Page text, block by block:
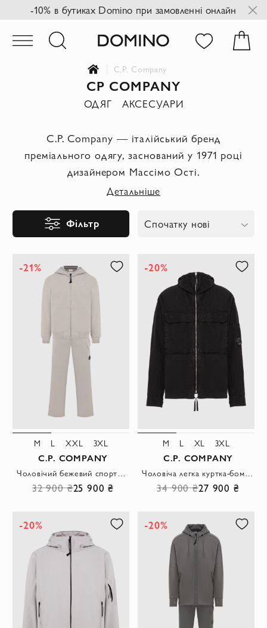
-10% в бутиках Domino при замовленні онлайн
C.P. Company
CP COMPANY
ОДЯГ АКСЕСУАРИ
C.P. Company — італійський бренд
преміального одягу, заснований у 1971 році
дизайнером Массімо Ості.
Детальніше
Фільтр Спочатку нові
-21%
M L XXL 3XL
C.P. COMPANY
Чоловічий бежевий спортивний костюм з кишенею карго
32 900 ₴25 900 ₴
-20%
M L XL 3XL
C.P. COMPANY
Чоловіча легка куртка-бомбер чорного кольору з бавовни
34 900 ₴27 900 ₴
-20% -20%